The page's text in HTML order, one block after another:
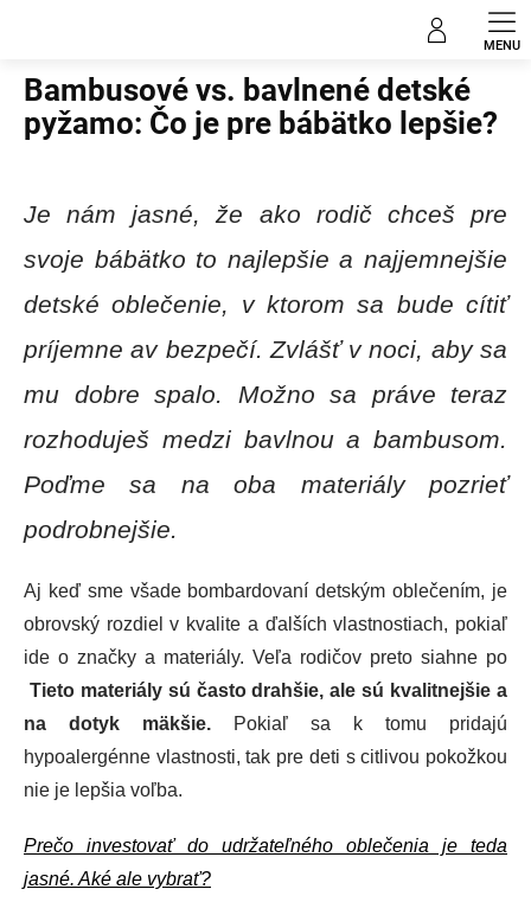
Bambusové vs. bavlnené detské
pyžamo: Čo je pre bábätko lepšie?
Je nám jasné, že ako rodič chceš pre
svoje bábätko to najlepšie a najjemnejšie
detské oblečenie, v ktorom sa bude cítiť
príjemne av bezpečí. Zvlášť v noci, aby sa
mu dobre spalo. Možno sa práve teraz
rozhoduješ medzi bavlnou a bambusom.
Poďme sa na oba materiály pozrieť
podrobnejšie.
Aj keď sme všade bombardovaní detským oblečením, je
obrovský rozdiel v kvalite a ďalších vlastnostiach, pokiaľ
ide o značky a materiály. Veľa rodičov preto siahne po
Tieto materiály sú často drahšie, ale sú kvalitnejšie a
na dotyk mäkšie. Pokiaľ sa k tomu pridajú
hypoalergénne vlastnosti, tak pre deti s citlivou pokožkou
nie je lepšia voľba.
Prečo investovať do udržateľného oblečenia je teda
jasné. Aké ale vybrať?